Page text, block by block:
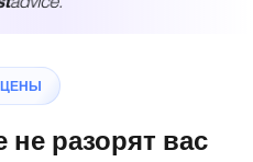
ЦЕНЫ
разорят вас